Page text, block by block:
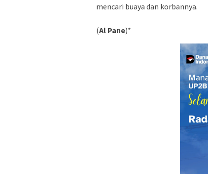
mencari buaya dan korbannya.
(Al Pane)*